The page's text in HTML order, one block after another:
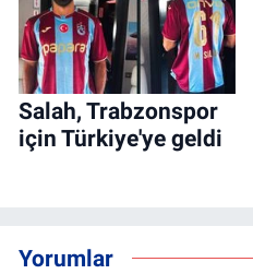
Salah, Trabzonspor
için Türkiye'ye geldi
Yorumlar